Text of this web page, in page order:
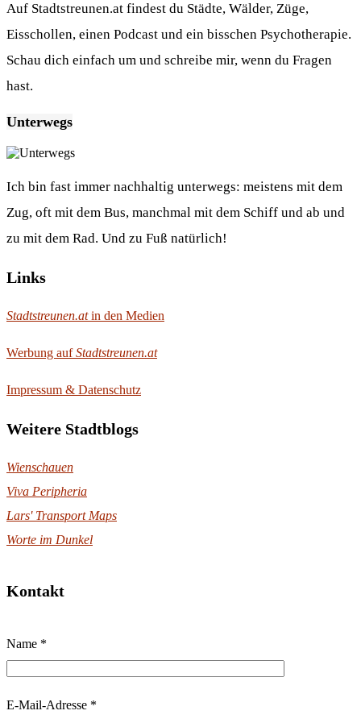
Auf Stadtstreunen.at findest du Städte, Wälder, Züge,
Eisschollen, einen Podcast und ein bisschen Psychotherapie.
Schau dich einfach um und schreibe mir, wenn du Fragen
hast.
Unterwegs
Ich bin fast immer nachhaltig unterwegs: meistens mit dem
Zug, oft mit dem Bus, manchmal mit dem Schiff und ab und
zu mit dem Rad. Und zu Fuß natürlich!
Links
Stadtstreunen.atin den Medien
Werbung aufStadtstreunen.at
Impressum & Datenschutz
Weitere Stadtblogs
Wienschauen
Viva Peripheria
Lars' Transport Maps
Worte im Dunkel
Kontakt
t
t
Name *
E-Mail-Adresse *